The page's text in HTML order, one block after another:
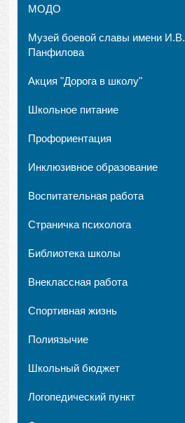
МОДО
Музей боевой славы имени И.В.
Панфилова
Акция "Дорога в школу"
Школьное питание
Профориентация
Инклюзивное образование
Воспитательная работа
Страничка психолога
Библиотека школы
Внеклассная работа
Спортивная жизнь
Полиязычие
Школьный бюджет
Логопедический пункт